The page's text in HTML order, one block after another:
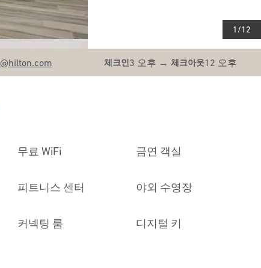
1 /12
@hilton.com 체크인3 오후 → 체크아웃12 오후
무료 WiFi 금연 객실
피트니스 센터 야외 수영장
커넥팅 룸 디지털 키